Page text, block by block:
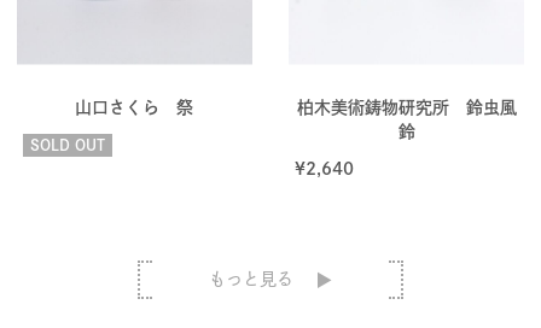
山口さくら 祭
SOLD OUT
柏木美術鋳物研究所 鈴虫風
鈴
¥2,640
もっと見る